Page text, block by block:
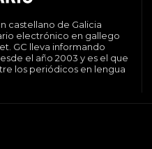
castellano de Galicia
electrónico en gallego
GC lleva informando
el año 2003 y es el que
los periódicos en lengua